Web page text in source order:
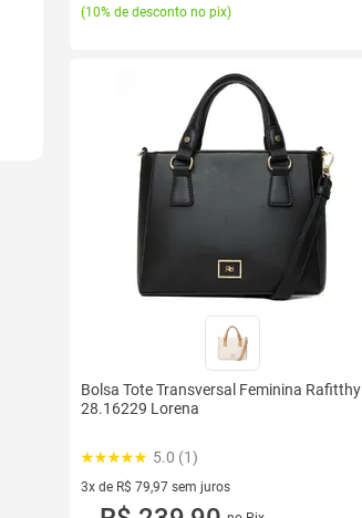
(10% de desconto no pix)
Bolsa Tote Transversal Feminina Rafitthy
28.16229 Lorena
5.0 (1)
3x de R$ 79,97 sem juros
3 vez de R$ 79,97 sem juros